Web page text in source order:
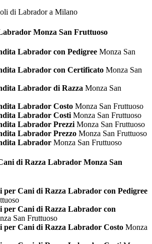
Monza San Fruttuoso
Labrador con Pedigree Monza San
Labrador con Certificato Monza San
Labrador di Razza Monza San
Labrador Costo Monza San Fruttuoso
Labrador Costi Monza San Fruttuoso
Labrador Prezzi Monza San Fruttuoso
Labrador Prezzo Monza San Fruttuoso
Labrador Monza San Fruttuoso
di Razza Labrador Monza San
per Cani di Razza Labrador con Pedigree
per Cani di Razza Labrador con
San Fruttuoso
per Cani di Razza Labrador Costo Monza